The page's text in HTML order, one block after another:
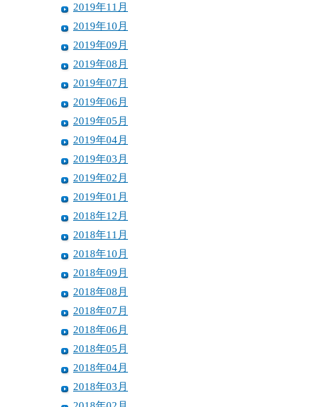
2019年11月
2019年10月
2019年09月
2019年08月
2019年07月
2019年06月
2019年05月
2019年04月
2019年03月
2019年02月
2019年01月
2018年12月
2018年11月
2018年10月
2018年09月
2018年08月
2018年07月
2018年06月
2018年05月
2018年04月
2018年03月